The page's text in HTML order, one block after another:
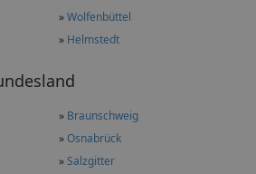
»Wolfenbüttel
» Helmstedt
» Braunschweig
»Osnabrück
»Salzgitter